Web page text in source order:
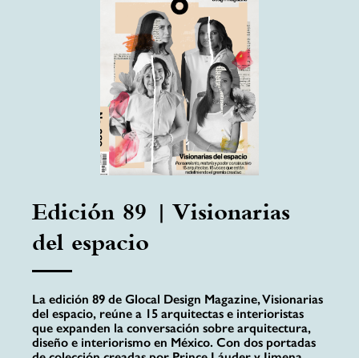
Edición 89 | Visionarias
del espacio
La edición 89 de Glocal Design Magazine, Visionarias
del espacio, reúne a 15 arquitectas e interioristas
que expanden la conversación sobre arquitectura,
diseño e interiorismo en México. Con dos portadas